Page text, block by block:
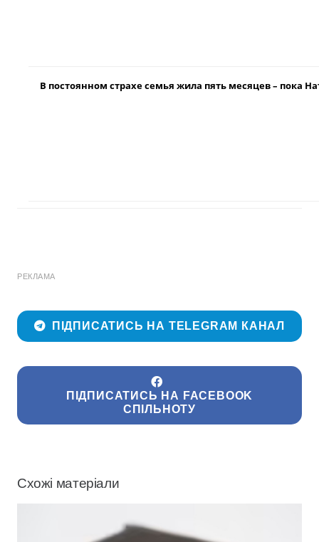
В постоянном страхе семья жила пять месяцев – пока
РЕКЛАМА
ПІДПИСАТИСЬ НА TELEGRAM КАНАЛ
ПІДПИСАТИСЬ НА FACEBOOK
СПІЛЬНОТУ
Схожі матеріали